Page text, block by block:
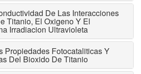
De Las Interacciones
Titanio, El Oxigeno Y El
Irradiacion Ultravioleta
Propiedades Fotocataliticas Y
Del Bioxido De Titanio